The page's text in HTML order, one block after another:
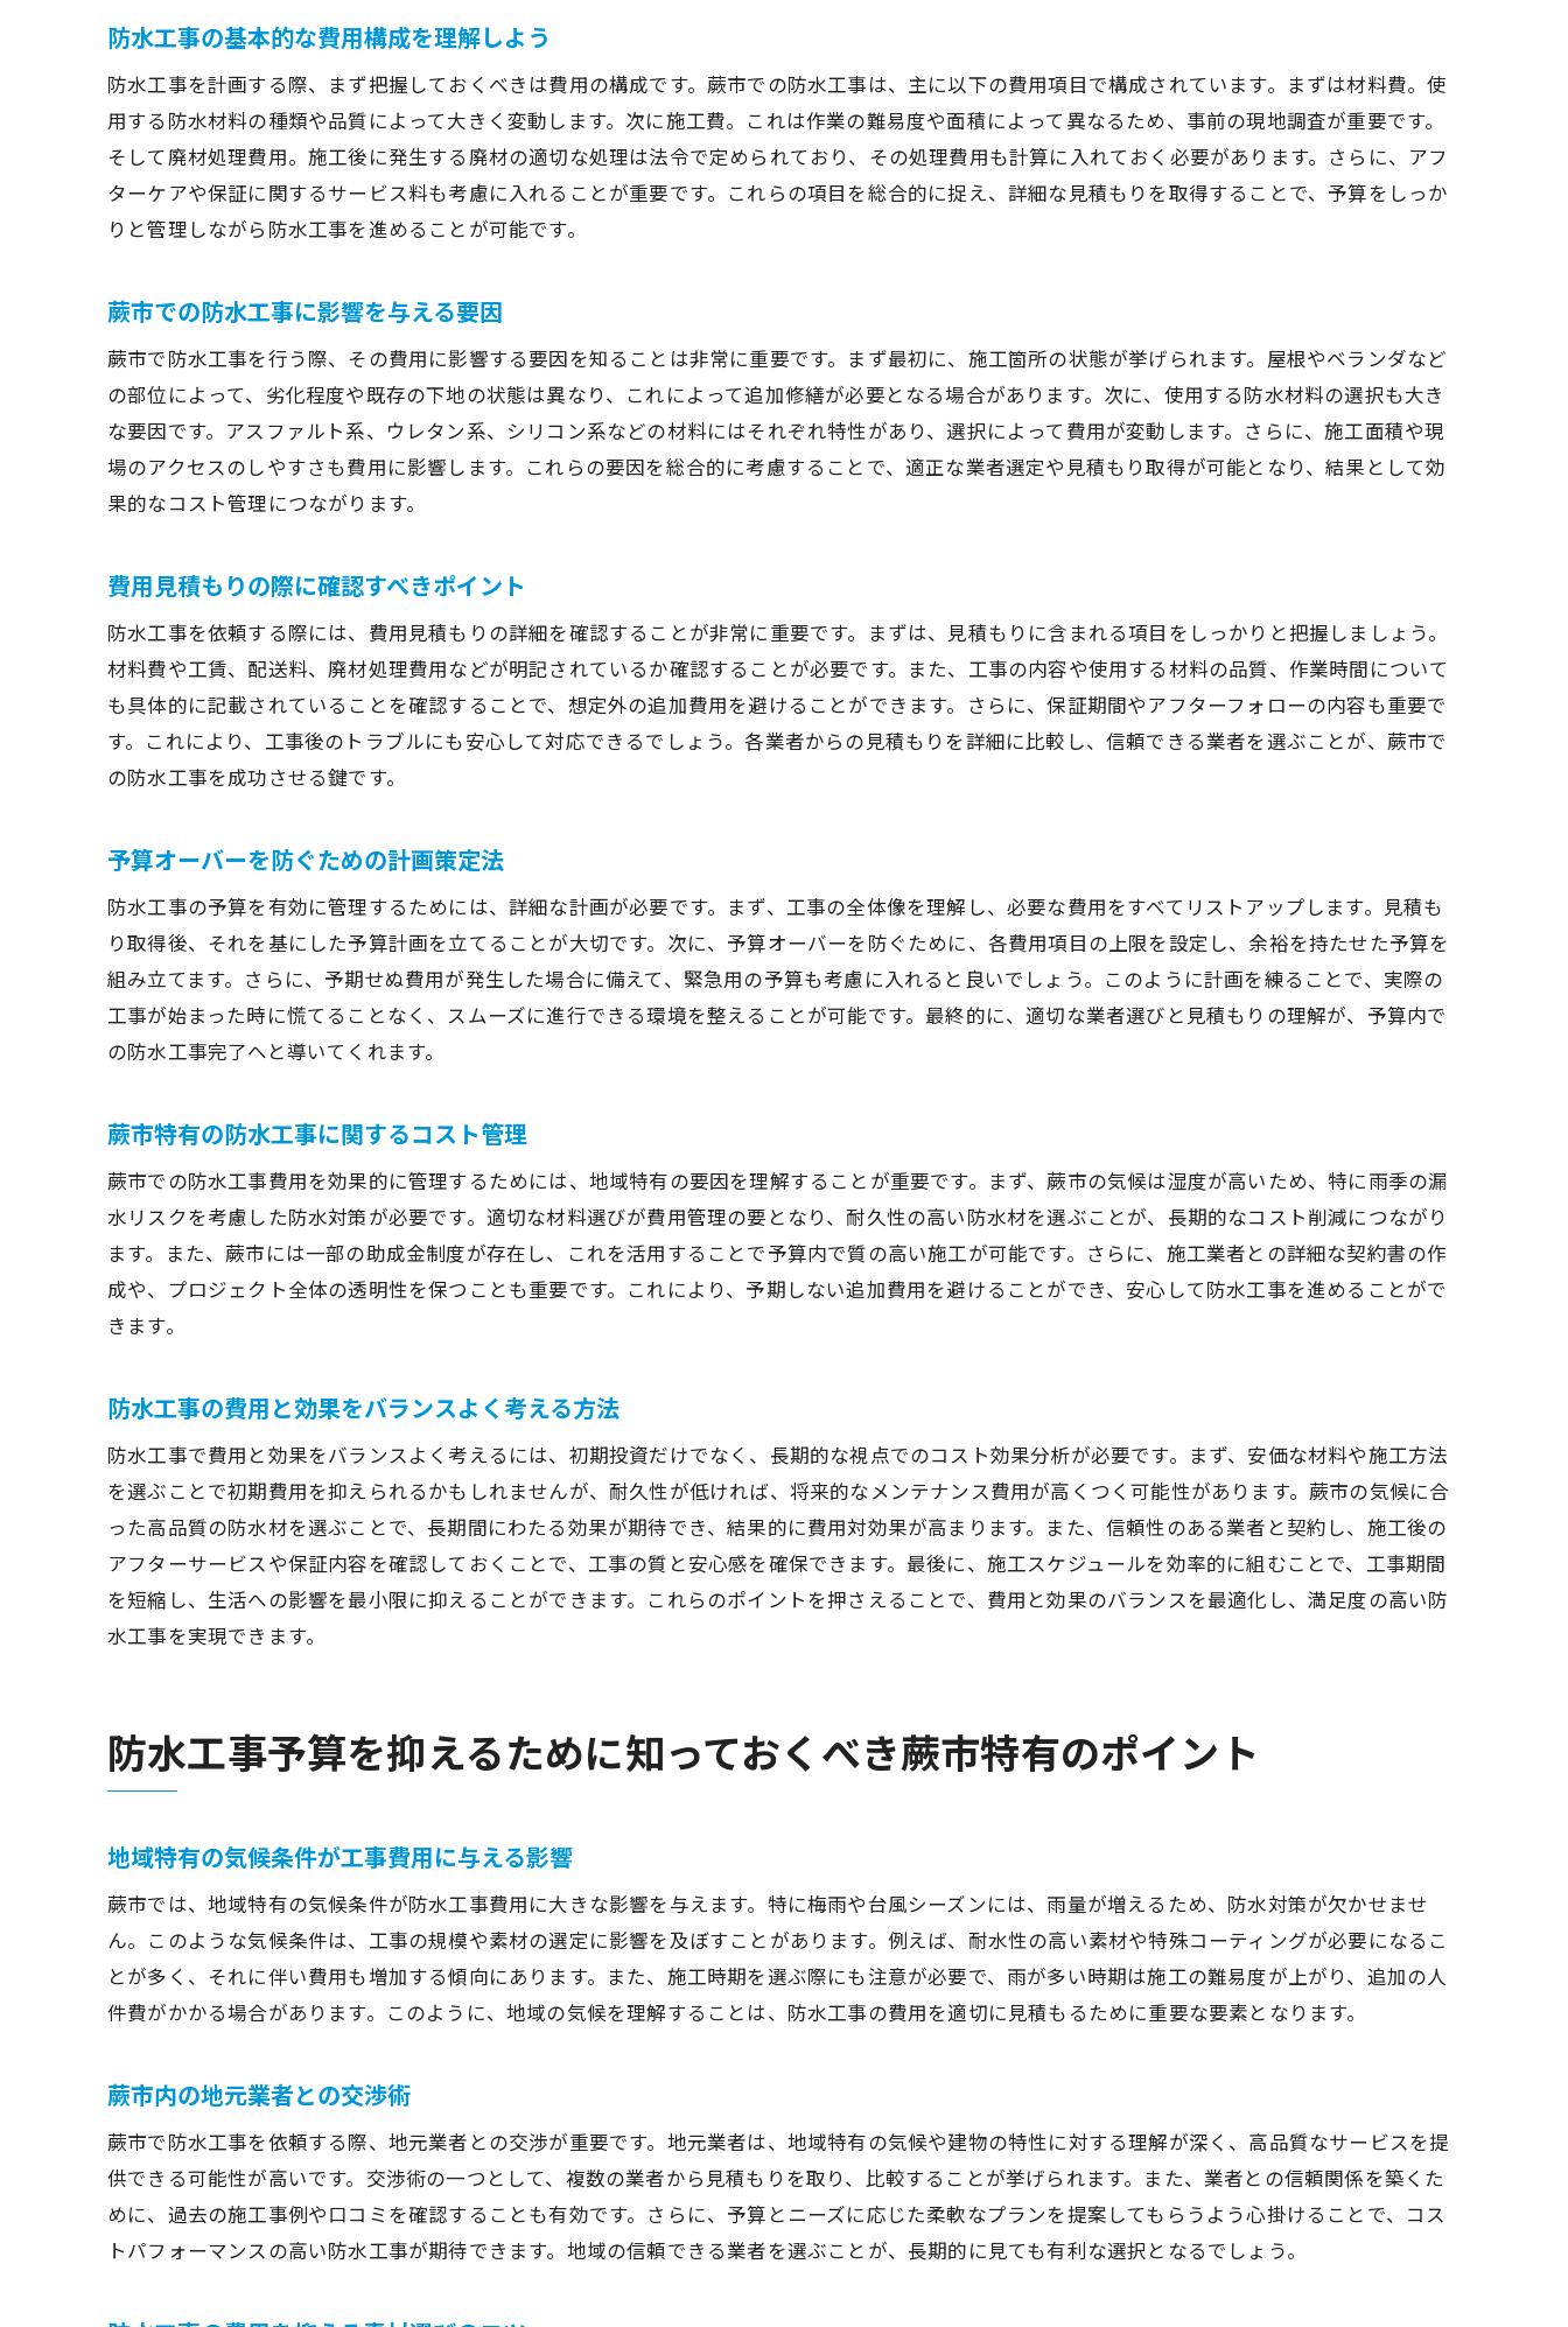
防水工事の費用を抑える素材選びのコツ
蕨市で利用可能な補助金とその取得方法
長期的な視点で見る防水工事の予算削減策
防水工事での費用対効果を見極めるポイント
蕨市での防水工事成功の秘訣地域に根ざした業者選び
地域密着型の業者選びのメリット
施工後のアフターケアが重要な理由
業者選びにおける口コミの活用法
コストパフォーマンスを考慮した業者選定
蕨市特有の見積もり項目に注意
透明性のある見積もりを得るための質問集
見積もり比較時の注意点と対策
防水工事の費用計算に役立つツールの紹介
計算ミスを防ぐポイントとその影響
防水工事計画と費用計算の関係
防水工事費用における見積もりの精度向上法
比較する際に見るべき重要項目
費用対効果を高めるための業者選定基準
見積もりの透明性を確認する方法
見積もり内容を正確に比較するテクニック
資産価値を高める防水工事費用の見極め方
蕨市に特化した費用計算のポイント
防水工事の費用計算で見落としがちな要素
資産保護を重視した防水工事費用の策定
費用計算におけるリスク管理の重要性
補助金取得のための条件と手続き
補助金を最大限活用するための計画法
防水工事補助金の最新情報を得る方法
防水工事の基本的な費用構成を理解しよう
防水工事を計画する際、まず把握しておくべきは費用の構成です。蕨市での防水工事は、主に以下の費用項目で構成されています。まずは材料費。使
用する防水材料の種類や品質によって大きく変動します。次に施工費。これは作業の難易度や面積によって異なるため、事前の現地調査が重要です。
そして廃材処理費用。施工後に発生する廃材の適切な処理は法令で定められており、その処理費用も計算に入れておく必要があります。さらに、アフ
ターケアや保証に関するサービス料も考慮に入れることが重要です。これらの項目を総合的に捉え、詳細な見積もりを取得することで、予算をしっか
りと管理しながら防水工事を進めることが可能です。
蕨市での防水工事に影響を与える要因
蕨市で防水工事を行う際、その費用に影響する要因を知ることは非常に重要です。まず最初に、施工箇所の状態が挙げられます。屋根やベランダなど
の部位によって、劣化程度や既存の下地の状態は異なり、これによって追加修繕が必要となる場合があります。次に、使用する防水材料の選択も大き
な要因です。アスファルト系、ウレタン系、シリコン系などの材料にはそれぞれ特性があり、選択によって費用が変動します。さらに、施工面積や現
場のアクセスのしやすさも費用に影響します。これらの要因を総合的に考慮することで、適正な業者選定や見積もり取得が可能となり、結果として効
果的なコスト管理につながります。
費用見積もりの際に確認すべきポイント
防水工事を依頼する際には、費用見積もりの詳細を確認することが非常に重要です。まずは、見積もりに含まれる項目をしっかりと把握しましょう。
材料費や工賃、配送料、廃材処理費用などが明記されているか確認することが必要です。また、工事の内容や使用する材料の品質、作業時間について
も具体的に記載されていることを確認することで、想定外の追加費用を避けることができます。さらに、保証期間やアフターフォローの内容も重要で
す。これにより、工事後のトラブルにも安心して対応できるでしょう。各業者からの見積もりを詳細に比較し、信頼できる業者を選ぶことが、蕨市で
の防水工事を成功させる鍵です。
予算オーバーを防ぐための計画策定法
防水工事の予算を有効に管理するためには、詳細な計画が必要です。まず、工事の全体像を理解し、必要な費用をすべてリストアップします。見積も
り取得後、それを基にした予算計画を立てることが大切です。次に、予算オーバーを防ぐために、各費用項目の上限を設定し、余裕を持たせた予算を
組み立てます。さらに、予期せぬ費用が発生した場合に備えて、緊急用の予算も考慮に入れると良いでしょう。このように計画を練ることで、実際の
工事が始まった時に慌てることなく、スムーズに進行できる環境を整えることが可能です。最終的に、適切な業者選びと見積もりの理解が、予算内で
の防水工事完了へと導いてくれます。
蕨市特有の防水工事に関するコスト管理
蕨市での防水工事費用を効果的に管理するためには、地域特有の要因を理解することが重要です。まず、蕨市の気候は湿度が高いため、特に雨季の漏
水リスクを考慮した防水対策が必要です。適切な材料選びが費用管理の要となり、耐久性の高い防水材を選ぶことが、長期的なコスト削減につながり
ます。また、蕨市には一部の助成金制度が存在し、これを活用することで予算内で質の高い施工が可能です。さらに、施工業者との詳細な契約書の作
成や、プロジェクト全体の透明性を保つことも重要です。これにより、予期しない追加費用を避けることができ、安心して防水工事を進めることがで
きます。
防水工事の費用と効果をバランスよく考える方法
防水工事で費用と効果をバランスよく考えるには、初期投資だけでなく、長期的な視点でのコスト効果分析が必要です。まず、安価な材料や施工方法
を選ぶことで初期費用を抑えられるかもしれませんが、耐久性が低ければ、将来的なメンテナンス費用が高くつく可能性があります。蕨市の気候に合
った高品質の防水材を選ぶことで、長期間にわたる効果が期待でき、結果的に費用対効果が高まります。また、信頼性のある業者と契約し、施工後の
アフターサービスや保証内容を確認しておくことで、工事の質と安心感を確保できます。最後に、施工スケジュールを効率的に組むことで、工事期間
を短縮し、生活への影響を最小限に抑えることができます。これらのポイントを押さえることで、費用と効果のバランスを最適化し、満足度の高い防
水工事を実現できます。
防水工事予算を抑えるために知っておくべき蕨市特有のポイント
地域特有の気候条件が工事費用に与える影響
蕨市では、地域特有の気候条件が防水工事費用に大きな影響を与えます。特に梅雨や台風シーズンには、雨量が増えるため、防水対策が欠かせませ
ん。このような気候条件は、工事の規模や素材の選定に影響を及ぼすことがあります。例えば、耐水性の高い素材や特殊コーティングが必要になるこ
とが多く、それに伴い費用も増加する傾向にあります。また、施工時期を選ぶ際にも注意が必要で、雨が多い時期は施工の難易度が上がり、追加の人
件費がかかる場合があります。このように、地域の気候を理解することは、防水工事の費用を適切に見積もるために重要な要素となります。
蕨市内の地元業者との交渉術
蕨市で防水工事を依頼する際、地元業者との交渉が重要です。地元業者は、地域特有の気候や建物の特性に対する理解が深く、高品質なサービスを提
供できる可能性が高いです。交渉術の一つとして、複数の業者から見積もりを取り、比較することが挙げられます。また、業者との信頼関係を築くた
めに、過去の施工事例や口コミを確認することも有効です。さらに、予算とニーズに応じた柔軟なプランを提案してもらうよう心掛けることで、コス
トパフォーマンスの高い防水工事が期待できます。地域の信頼できる業者を選ぶことが、長期的に見ても有利な選択となるでしょう。